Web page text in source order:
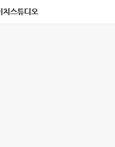
치스튜디오